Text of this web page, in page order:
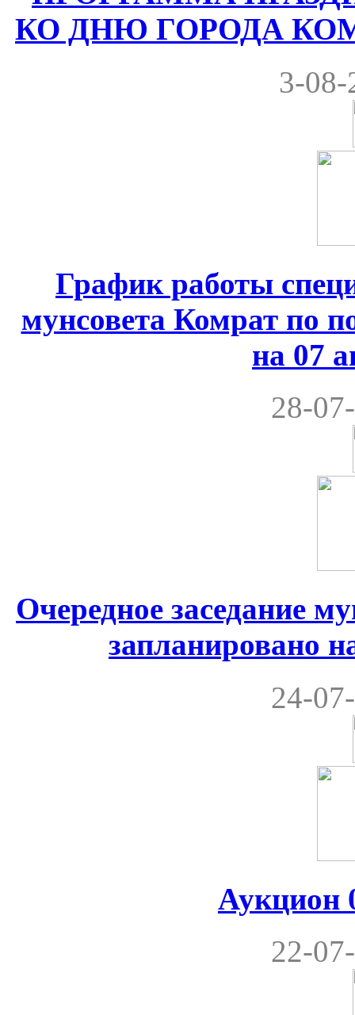
КО ДНЮ ГОРОДА
3-08-
График работы
мунсовета Комрат по
на 07
28-
Очередное заседание
запланировано
24-
Аукцион
22-